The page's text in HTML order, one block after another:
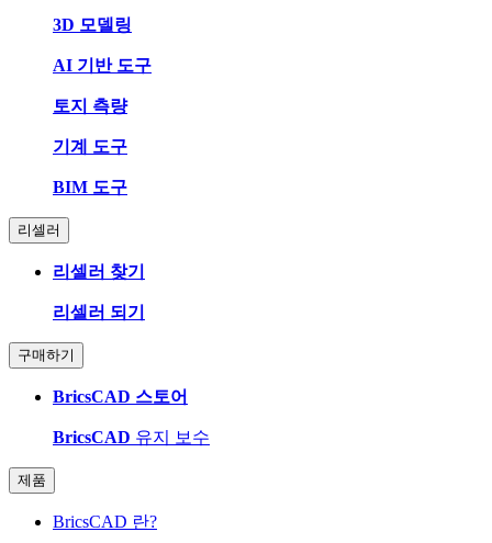
3D 모델링
AI 기반 도구
토지 측량
기계 도구
BIM 도구
리셀러
리셀러 찾기
리셀러 되기
구매하기
BricsCAD 스토어
BricsCAD 유지 보수
제품
BricsCAD 란?